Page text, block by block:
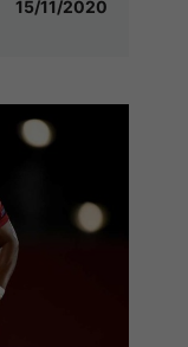
15/11/2020